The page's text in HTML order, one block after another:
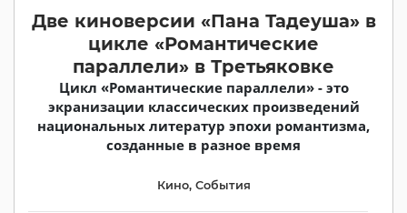
Две киноверсии «Пана Тадеуша» в
цикле «Романтические
параллели» в Третьяковке
Цикл «Романтические параллели» - это
экранизации классических произведений
национальных литератур эпохи романтизма,
созданные в разное время
Кино, События